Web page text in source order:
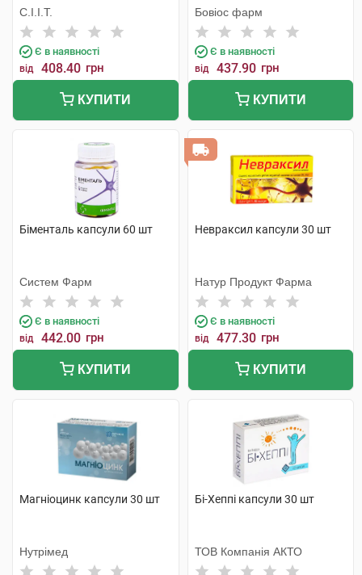
С.І.І.Т.
Є в наявності
від 408.40 грн
КУПИТИ
Бовіос фарм
Є в наявності
від 437.90 грн
КУПИТИ
Біменталь капсули 60 шт
Систем Фарм
Є в наявності
від 442.00 грн
КУПИТИ
Невраксил капсули 30 шт
Натур Продукт Фарма
Є в наявності
від 477.30 грн
КУПИТИ
Магніоцинк капсули 30 шт
Нутрімед
Бі-Хеппі капсули 30 шт
ТОВ Компанія АКТО